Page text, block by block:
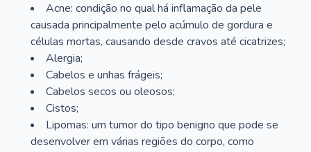
Acne: condição no qual há inflamação da pele
causada principalmente pelo acúmulo de gordura e
células mortas, causando desde cravos até cicatrizes;
Alergia;
Cabelos e unhas frágeis;
Cabelos secos ou oleosos;
Cistos;
Lipomas: um tumor do tipo benigno que pode se
desenvolver em várias regiões do corpo, como